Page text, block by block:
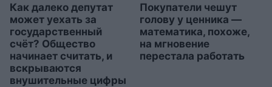
Как далеко депутат
может уехать за
государственный
счёт? Общество
начинает считать, и
вскрываются
внушительные цифры
Покупатели чешут
голову у ценника —
математика, похоже,
на мгновение
перестала работать